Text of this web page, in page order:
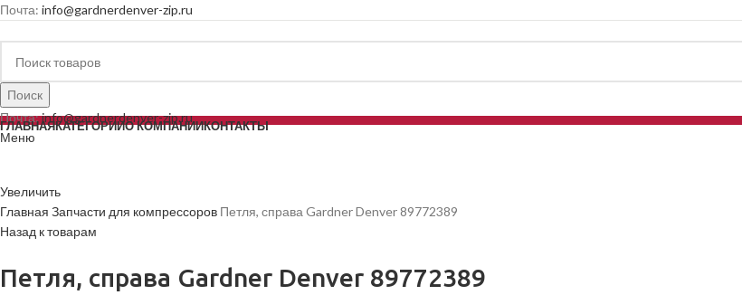
Почта: info@gardnerdenver-zip.ru
Поиск
Почта:info@gardnerdenver-zip.ru
Меню
ГЛАВНАЯКАТЕГОРИИО КОМПАНИИКОНТАКТЫ
Увеличить
Главная Запчасти для компрессоров Петля, справа Gardner Denver 89772389
Назад к товарам
Петля, справа Gardner Denver 89772389